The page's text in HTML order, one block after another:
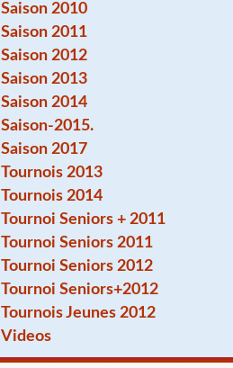
Saison 2010
Saison 2011
Saison 2012
Saison 2013
Saison 2014
Saison-2015.
Saison 2017
Tournois 2013
Tournois 2014
Tournoi Seniors + 2011
Tournoi Seniors 2011
Tournoi Seniors 2012
Tournoi Seniors+2012
Tournois Jeunes 2012
Videos